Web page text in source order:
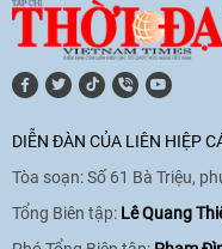
11:01 |09/06/2026
DIỄN ĐÀN CỦA LIÊN HIỆP
Tòa soạn: Số 61 Bà Triệu,
Tổng Biên tập: Lê Quang